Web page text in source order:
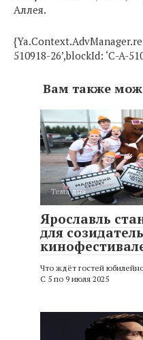
Аллея.
510918-26’,blockId: ‘C-A-
Вам также
Тема дня
Ярославль
для
Что ждёт гостей
С 5 по 9 июля 2025